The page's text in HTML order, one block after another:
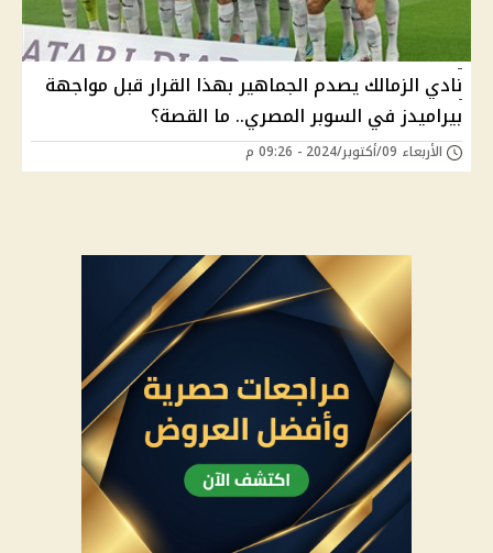
نادي الزمالك يصدم الجماهير بهذا القرار قبل مواجهة
بيراميدز في السوبر المصري.. ما القصة؟
الأربعاء 09/أكتوبر/2024 - 09:26 م